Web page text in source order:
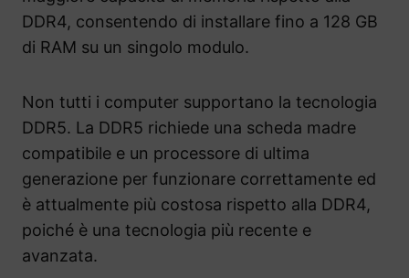
DDR4, consentendo di installare fino a 128 GB
di RAM su un singolo modulo.
Non tutti i computer supportano la tecnologia
DDR5. La DDR5 richiede una scheda madre
compatibile e un processore di ultima
generazione per funzionare correttamente ed
è attualmente più costosa rispetto alla DDR4,
poiché è una tecnologia più recente e
avanzata.